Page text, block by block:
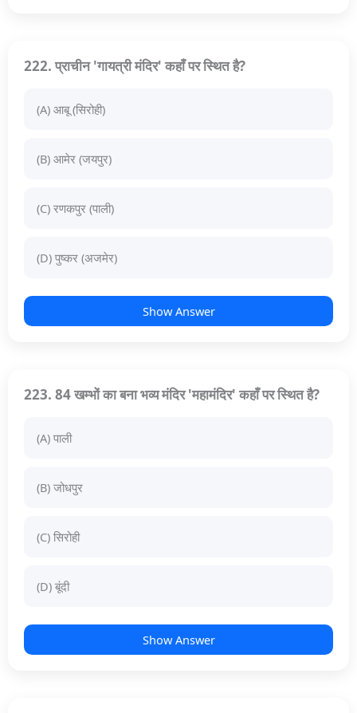
222. प्राचीन 'गायत्री मंदिर' कहाँ पर स्थित है?
(A) आबू (सिरोही)
(B) आमेर (जयपुर)
(C) रणकपुर (पाली)
(D) पुष्कर (अजमेर)
Show Answer
223. 84 खम्भों का बना भव्य मंदिर 'महामंदिर' कहाँ पर स्थित है?
(A) पाली
(B) जोधपुर
(C) सिरोही
(D) बूंदी
Show Answer